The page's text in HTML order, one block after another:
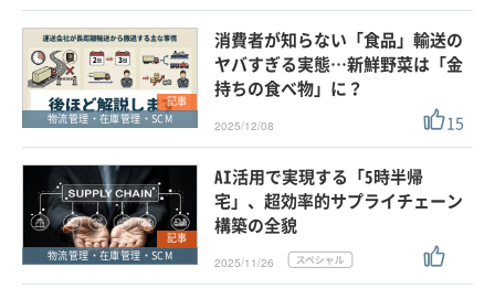
記事
物流管理・在庫管理・SCM
消費者が知らない「食品」輸送の
ヤバすぎる実態…新鮮野菜は「金
持ちの食べ物」に？
2025/12/08 15
記事
物流管理・在庫管理・SCM
AI活用で実現する「5時半帰
宅」、超効率的サプライチェーン
構築の全貌
2025/11/26